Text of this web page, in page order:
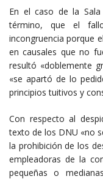
En el caso de la
término, que el
incongruencia porque
en causales que no
resultó «doblemente
«se apartó de lo
principios tuitivos y
Con respecto al
texto de los DNU «no
la prohibición de los
empleadoras de la
pequeñas o